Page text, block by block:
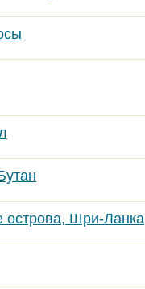
острова, Шри-Ланка